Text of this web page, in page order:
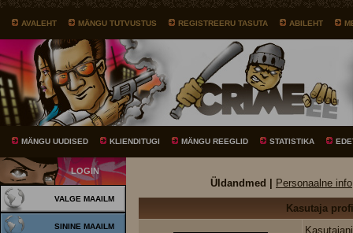
AVALEHT MÄNGU TUTVUSTUS REGISTREERU TASUTA ABILEHT
MÄNGU UUDISED KLIENDITUGI MÄNGU REEGLID STATISTIKA
LOGIN
VALGE MAAILM
SININE MAAILM
Üldandmed | Personaalne info
Kasutaja